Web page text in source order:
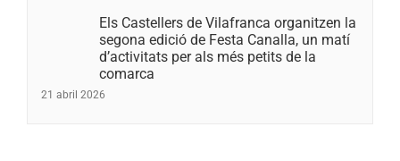
Els Castellers de Vilafranca organitzen la
segona edició de Festa Canalla, un matí
d’activitats per als més petits de la
comarca
21 abril 2026